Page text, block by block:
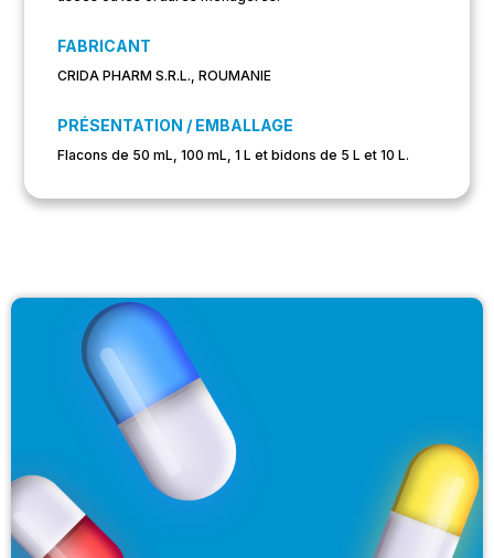
FABRICANT
CRIDA PHARM S.R.L., ROUMANIE
PRÉSENTATION / EMBALLAGE
Flacons de 50 mL, 100 mL, 1 L et bidons de 5 L et 10 L.